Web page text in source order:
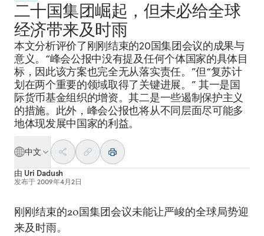
二十国集团崛起，但未必给全球
经济带来及时雨
本文分析评价了刚刚结束的20国集团会议的成果与
意义。“峰会公报中没有提及任何个体国家的具体目
标，因此该方案也完全无从落实责任。”但“复苏计
划在两个重要的领域取得了关键进展。” 其一是国
际货币基金组织的增资。其二是一些遏制保护主义
的措施。此外，峰会公报也将从不同层面尽可能多
地体现发展中国家的利益。
中文
由 Uri Dadush
发布于 2009年4月2日
刚刚结束的20国集团会议未能让严峻的全球局势迎
来及时雨。